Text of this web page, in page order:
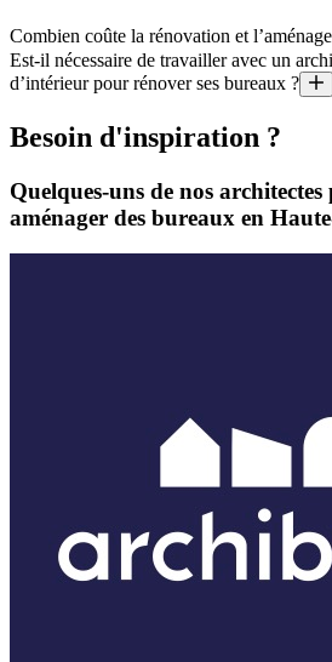
Combien coûte la rénovation et
Quel est le prix au mètre carré d’une
Il est aussi utile de préciser que le coût
Est-il nécessaire de travailler avec un
d’intérieur pour rénover ses bureaux ?
Il existe certains cas où il est obligatoire
Besoin d'inspiration ?
Quelques-uns de nos
aménager des bureaux en